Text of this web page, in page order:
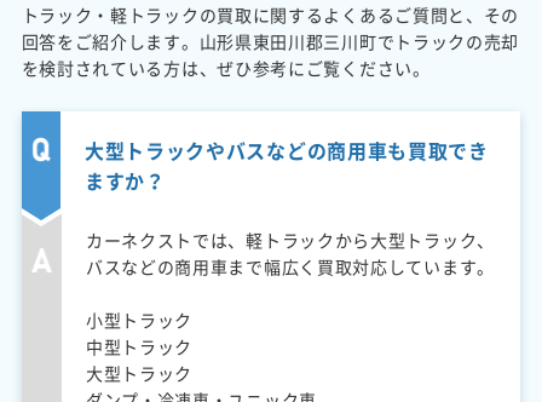
トラック・軽トラックの買取に関するよくあるご質問と、その
回答をご紹介します。山形県東田川郡三川町でトラックの売却
を検討されている方は、ぜひ参考にご覧ください。
大型トラックやバスなどの商用車も買取でき
ますか？
カーネクストでは、軽トラックから大型トラック、
バスなどの商用車まで幅広く買取対応しています。
小型トラック
中型トラック
大型トラック